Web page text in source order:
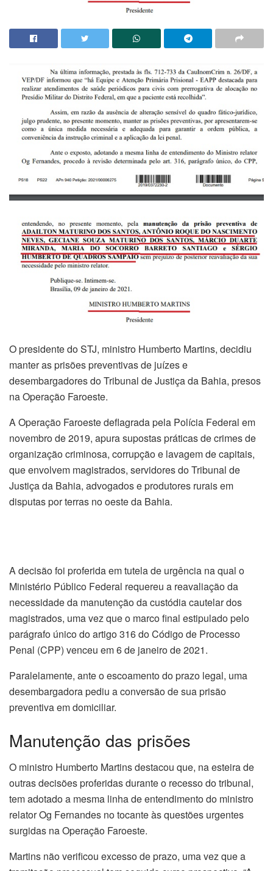
O presidente do STJ, ministro Humberto Martins, decidiu
manter as prisões preventivas de juízes e
desembargadores do Tribunal de Justiça da Bahia, presos
na Operação Faroeste.
A Operação Faroeste deflagrada pela Polícia Federal em
novembro de 2019, apura supostas práticas de crimes de
organização criminosa, corrupção e lavagem de capitais,
que envolvem magistrados, servidores do Tribunal de
Justiça da Bahia, advogados e produtores rurais em
disputas por terras no oeste da Bahia.
A decisão foi proferida em tutela de urgência na qual o
Ministério Público Federal requereu a reavaliação da
necessidade da manutenção da custódia cautelar dos
magistrados, uma vez que o marco final estipulado pelo
parágrafo único do artigo 316 do Código de Processo
Penal (CPP) venceu em 6 de janeiro de 2021.
Paralelamente, ante o escoamento do prazo legal, uma
desembargadora pediu a conversão de sua prisão
preventiva em domiciliar.
Manutenção das prisões
O ministro Humberto Martins destacou que, na esteira de
outras decisões proferidas durante o recesso do tribunal,
tem adotado a mesma linha de entendimento do ministro
relator Og Fernandes no tocante às questões urgentes
surgidas na Operação Faroeste.
Martins não verificou excesso de prazo, uma vez que a